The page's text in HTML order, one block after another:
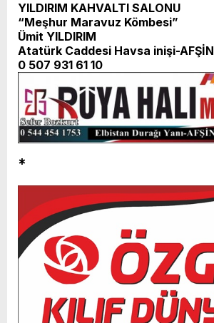
YILDIRIM KAHVALTI SALONU
“Meşhur Maravuz Kömbesi”
Ümit YILDIRIM
Atatürk Caddesi Havsa inişi-AFŞİN
0 507 931 61 10
*